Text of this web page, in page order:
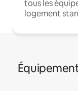
tous les
logement